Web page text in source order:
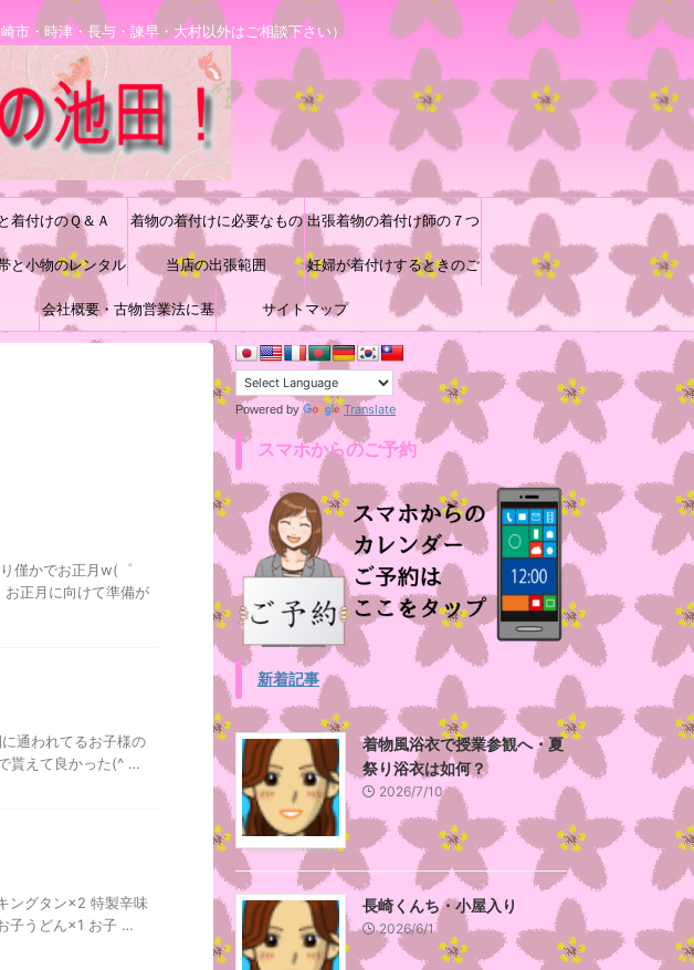
市・時津・長与・諫早・大村以外はご相談下さい）
着付けのＱ＆Ａ 着物の着付けに必要なもの 出張着物の着付け師の７つ
道具と着付け小物の収納方
法♪
と小物のレンタル 当店の出張範囲 妊婦が着付けするときのご
参考
会社概要・古物営業法に基 サイトマップ
僅かでお正月w(゜
正月に向けて準備が
通われてるお子様の
貰えて良かった(^ …
ングタン×2 特製辛味
子うどん×1 お子 …
Powered by Translate
スマホからのご予約
新着記事
着物風浴衣で授業参観へ・夏
祭り浴衣は如何？
2026/7/10
長崎くんち・小屋入り
2026/6/1